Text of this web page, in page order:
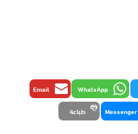
WhatsApp
Email
Messenger طباعة